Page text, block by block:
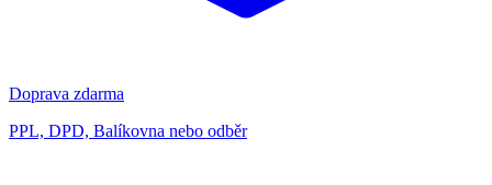
Doprava zdarma
PPL, DPD, Balíkovna nebo odběr